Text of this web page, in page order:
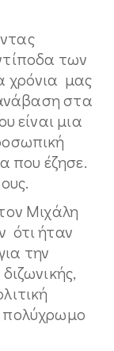
των
χρόνια μας
ανάβαση στα
είναι μια
που έζησε.
Μιχάλη
ότι ήταν
την
πολύχρωμο